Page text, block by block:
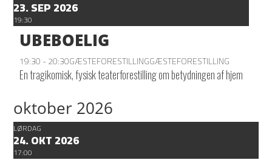
23. SEP 2026
19:30
UBEBOELIG
19:30 - 20:30GÆSTEFORESTILLINGGÆSTEFORESTILLING
En tragikomisk, fysisk teaterforestilling om betydningen af hjem
oktober 2026
LØRDAG
24. OKT 2026
17:00